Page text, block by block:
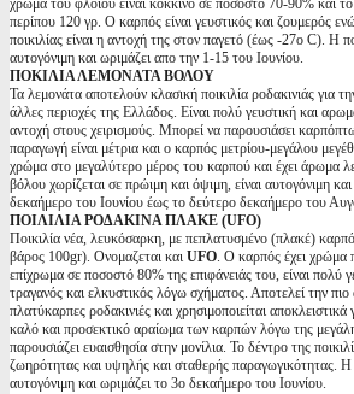
χρώμα του φλοιού είναι κόκκινο σε ποσοστό 70-90% και
περίπου 120 γρ. Ο καρπός είναι γευστικός και ζουμερός
ποικιλίας είναι η αντοχή της στον παγετό (έως -27ο C). Η
αυτογόνιμη και ωριμάζει απο την 1-15 του Ιουνίου.
ΠΟΚΙΛΙΑ ΛΕΜΟΝΑΤΑ ΒΟΛΟΥ
Τα λεμονάτα αποτελούν κλασική ποικιλία ροδακινιάς για
άλλες περιοχές της Ελλάδος. Είναι πολύ γευστική και
αντοχή στους χειρισμούς. Μπορεί να παρουσιάσει
παραγωγή είναι μέτρια και ο καρπός μετρίου-μεγάλου
χρώμα στο μεγαλύτερο μέρος του καρπού και έχει άρωμα
βόλου χωρίζεται σε πρώιμη και όψιμη, είναι αυτογόνιμη
δεκαήμερο του Ιουνίου έως το δεύτερο δεκαήμερο του
ΠΟΙΛΙΛΙΑ ΡΟΔΑΚΙΝΑ ΠΛΑΚΕ (UFO)
Ποικιλία νέα, λευκόσαρκη, με πεπλατυσμένο (πλακέ)
βάρος 100gr). Ονομαζεται και UFO. Ο καρπός έχει χρώμα
επίχρωμα σε ποσοστό 80% της επιφάνειάς του, είναι πολύ
τραγανός και ελκυστικός λόγω σχήματος. Αποτελεί την πιο
πλατύκαρπες ροδακινιές και χρησιμοποιείται
καλό και προσεκτικό αραίωμα των καρπών λόγω της
παρουσιάζει ευαισθησία στην μονίλια. Το δέντρο της
ζωηρότητας και υψηλής και σταθερής παραγωγικότητας. Η
αυτογόνιμη και ωριμάζει το 3ο δεκαήμερο του Ιουνίου.